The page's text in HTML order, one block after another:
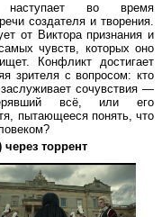
наступает во время
создателя и творения.
от Виктора признания и
чувств, которых оно
Конфликт достигает
зрителя с вопросом: кто
сочувствия —
всё, или его
пытающееся понять, что
торрент